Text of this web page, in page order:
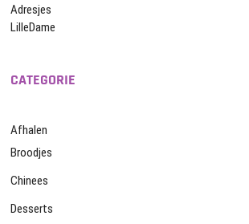
Adresjes
LilleDame
CATEGORIE
Afhalen
Broodjes
Chinees
Desserts